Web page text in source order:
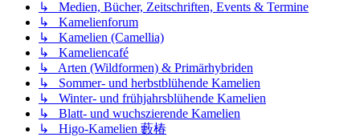
↳ Medien, Bücher, Zeitschriften, Events & Termine
↳ Kamelienforum
↳ Kamelien (Camellia)
↳ Kameliencafé
↳ Arten (Wildformen) & Primärhybriden
↳ Sommer- und herbstblühende Kamelien
↳ Winter- und frühjahrsblühende Kamelien
↳ Blatt- und wuchszierende Kamelien
↳ Higo-Kamelien 藪椿